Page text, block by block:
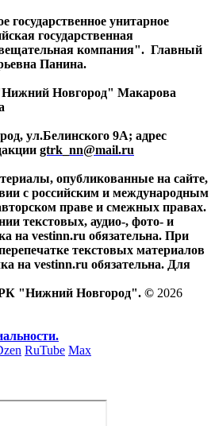
государственное унитарное
государственная
компания". Главный
Панина.
Новгород" Макарова
ул.Белинского 9А; адрес
gtrk_nn@mail.ru
опубликованные на сайте,
с российским и международным
праве и смежных правах.
текстовых, аудио-, фото- и
на vestinn.ru обязательна. При
текстовых материалов
на vestinn.ru обязательна. Для
"Нижний Новгород". © 2026
RuTube Max